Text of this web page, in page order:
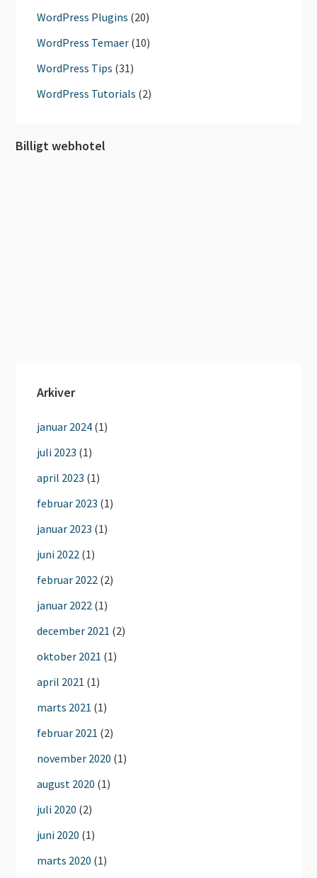
WordPress Plugins (20)
WordPress Temaer (10)
WordPress Tips (31)
WordPress Tutorials (2)
Billigt webhotel
Arkiver
januar 2024 (1)
juli 2023 (1)
april 2023 (1)
februar 2023 (1)
januar 2023 (1)
juni 2022 (1)
februar 2022 (2)
januar 2022 (1)
december 2021 (2)
oktober 2021 (1)
april 2021 (1)
marts 2021 (1)
februar 2021 (2)
november 2020 (1)
august 2020 (1)
juli 2020 (2)
juni 2020 (1)
marts 2020 (1)